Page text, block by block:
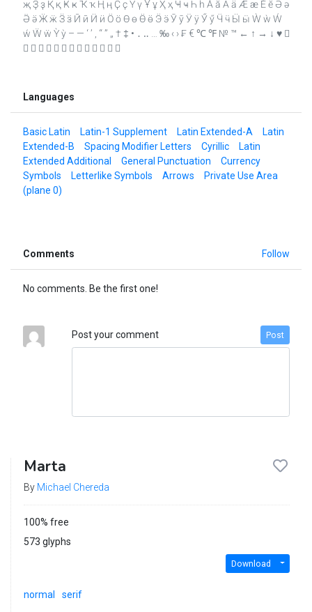
җ Ҙ ҙ Қ қ Ҝ ҝ Ҡ ҡ Ң ң Ҫ ҫ Ү ү Ұ ұ Ҳ ҳ Ҹ ҹ Һ һ Ӑ ӑ Ӓ ӓ Ӕ ӕ Ӗ ӗ Ә ә
Ӛ ӛ Ӝ ӝ Ӟ ӟ Ӣ ӣ Ӥ ӥ Ӧ ӧ Ө ө Ӫ ӫ Ӭ ӭ Ӯ ӯ Ӱ ӱ Ӳ ӳ Ӵ ӵ Ӹ ӹ Ẁ ẁ Ẃ
ẃ Ẅ ẅ Ỳ ỳ – — ‘ ’ ‚ “ ” „ † ‡ • ․ ‥ … ‰ ‹ › ₣ € ℃ ℉ № ™ ← ↑ → ↓ ♥ 
            
Languages
Basic Latin Latin-1 Supplement Latin Extended-A
Latin
Extended-B
Spacing Modifier Letters Cyrillic
Latin
Extended Additional
General Punctuation
Currency
Symbols
Letterlike Symbols Arrows
Private Use Area
(plane 0)
Comments Follow
No comments. Be the first one!
Post your comment Post
Marta
By Michael Chereda
100% free
573 glyphs
Download
normal serif